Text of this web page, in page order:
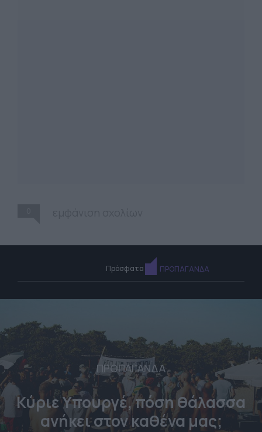
Πρόσφατα ΠΡΟΠΑΓΑΝΔΑ
ΠΡΟΠΑΓΑΝΔΑ
Κύριε Υπουργέ, πόση θάλασσα
ανήκει στον καθένα μας;